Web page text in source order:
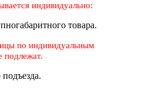
индивидуально:
товара.
по индивидуальным
подлежат.